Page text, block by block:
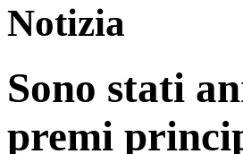
Notizia
Sono stati
premi